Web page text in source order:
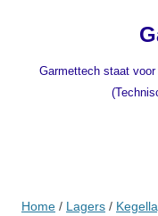
Garmettech staat
Home / Lagers /